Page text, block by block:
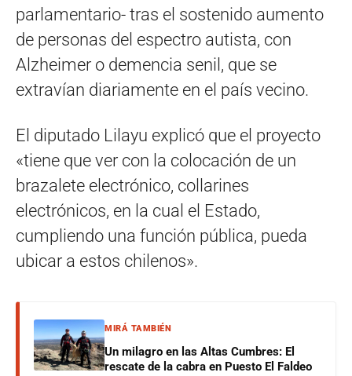
parlamentario- tras el sostenido aumento
de personas del espectro autista, con
Alzheimer o demencia senil, que se
extravían diariamente en el país vecino.
El diputado Lilayu explicó que el proyecto
«tiene que ver con la colocación de un
brazalete electrónico, collarines
electrónicos, en la cual el Estado,
cumpliendo una función pública, pueda
ubicar a estos chilenos».
MIRÁ TAMBIÉN
Un milagro en las Altas Cumbres: El
rescate de la cabra en Puesto El Faldeo